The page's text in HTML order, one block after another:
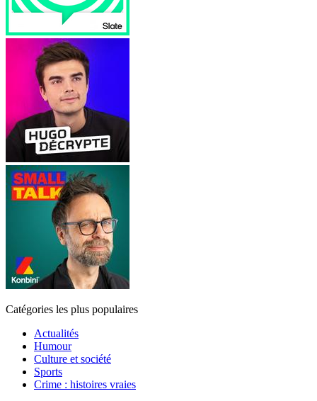
Catégories les plus populaires
Actualités
Humour
Culture et société
Sports
Crime : histoires vraies